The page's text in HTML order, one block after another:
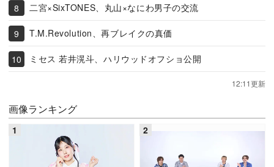
二宮×SixTONES、丸山×なにわ男子の交流
T.M.Revolution、再ブレイクの真価
ミセス 若井滉斗、ハリウッドオフショ公開
12:11更新
画像ランキング